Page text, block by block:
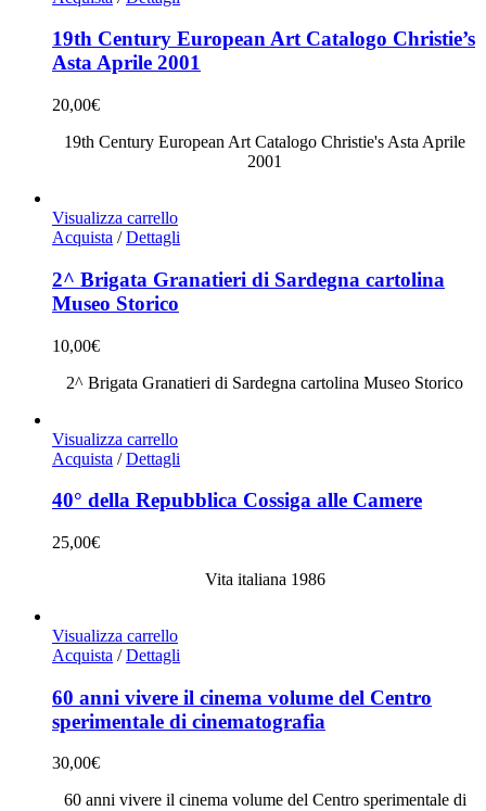
19th Century European Art Catalogo Christie’s
Asta Aprile 2001
20,00€
19th Century European Art Catalogo Christie's Asta Aprile
2001
Visualizza carrello
Acquista / Dettagli
2^ Brigata Granatieri di Sardegna cartolina
Museo Storico
10,00€
2^ Brigata Granatieri di Sardegna cartolina Museo Storico
Visualizza carrello
Acquista / Dettagli
40° della Repubblica Cossiga alle Camere
25,00€
Vita italiana 1986
Visualizza carrello
Acquista / Dettagli
60 anni vivere il cinema volume del Centro
sperimentale di cinematografia
30,00€
60 anni vivere il cinema volume del Centro sperimentale di